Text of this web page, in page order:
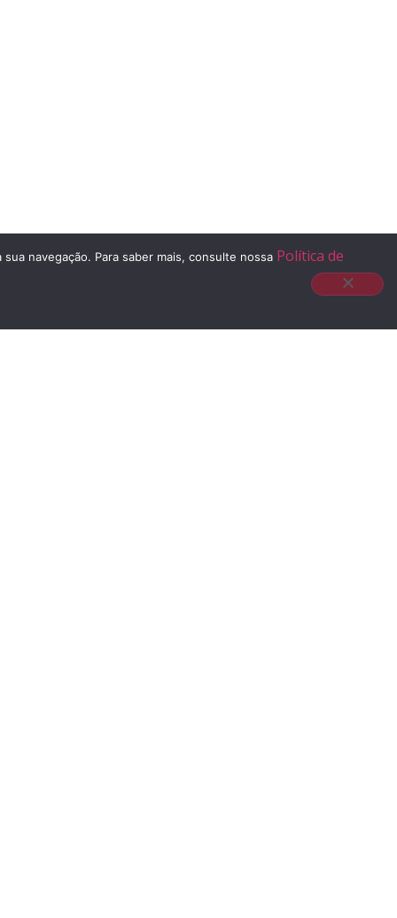
navegação. Para saber mais, consulte nossa Política de